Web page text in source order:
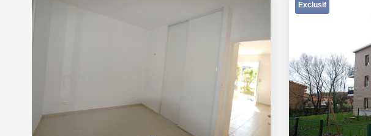
Exclusif